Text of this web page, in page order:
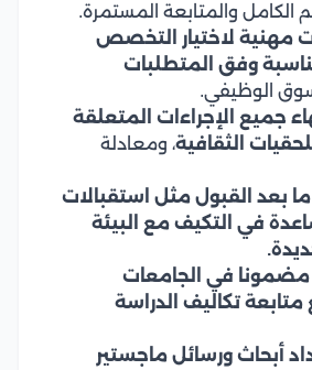
الكامل والمتابعة المستمرة.
مهنية لاختيار التخصص
وفق المتطلبات
الوظيفي.
جميع الإجراءات المتعلقة
الثقافية، ومعادلة
بعد القبول مثل استقبالات
في التكيف مع البيئة
في الجامعات
تكاليف الدراسة
أبحاث ورسائل ماجستير